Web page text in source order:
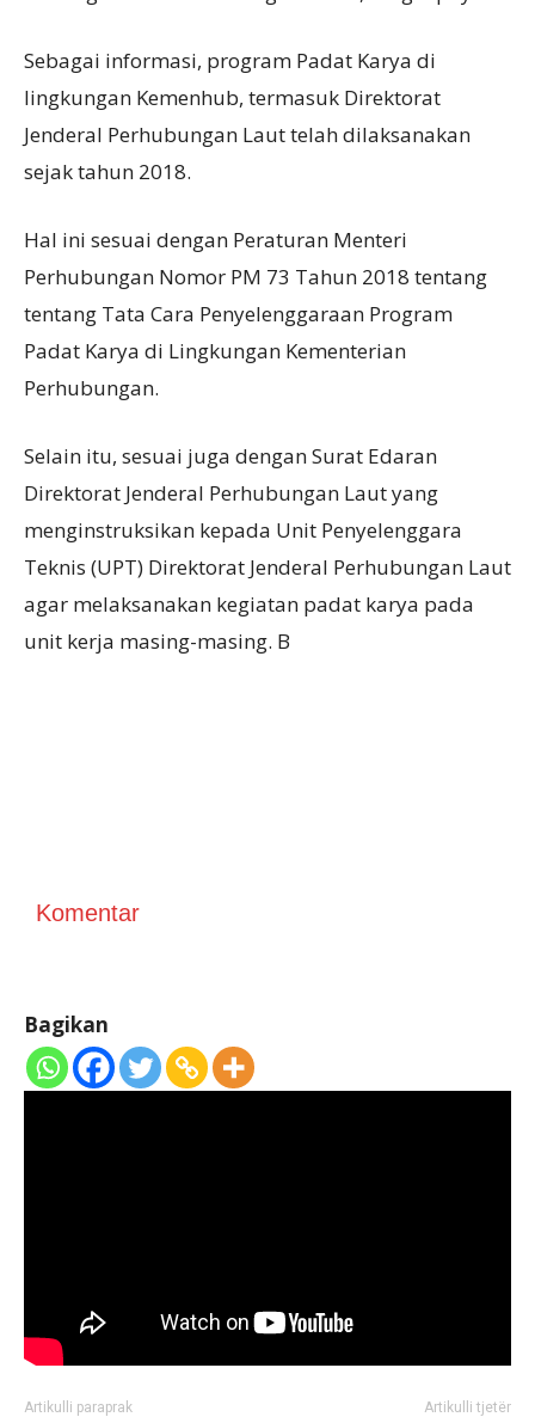
Sebagai informasi, program Padat Karya di
lingkungan Kemenhub, termasuk Direktorat
Jenderal Perhubungan Laut telah dilaksanakan
sejak tahun 2018.
Hal ini sesuai dengan Peraturan Menteri
Perhubungan Nomor PM 73 Tahun 2018 tentang
tentang Tata Cara Penyelenggaraan Program
Padat Karya di Lingkungan Kementerian
Perhubungan.
Selain itu, sesuai juga dengan Surat Edaran
Direktorat Jenderal Perhubungan Laut yang
menginstruksikan kepada Unit Penyelenggara
Teknis (UPT) Direktorat Jenderal Perhubungan Laut
agar melaksanakan kegiatan padat karya pada
unit kerja masing-masing. B
Komentar
Bagikan
Artikulli paraprak Artikulli tjetër